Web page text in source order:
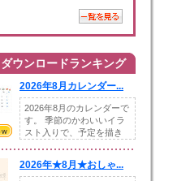
ダウンロードランキング
2026年8月カレンダー...
2026年8月のカレンダーで
す。 季節のかわいいイラ
スト入りで、予定を描き
2026年★8月★おしゃ...